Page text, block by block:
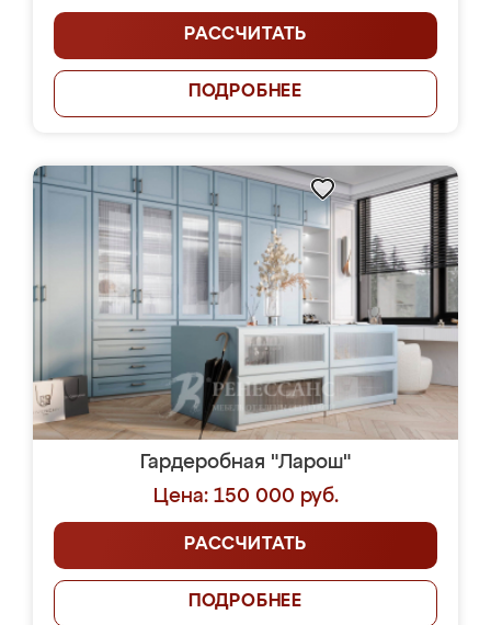
РАССЧИТАТЬ
ПОДРОБНЕЕ
Гардеробная "Ларош"
Цена: 150 000 руб.
РАССЧИТАТЬ
ПОДРОБНЕЕ